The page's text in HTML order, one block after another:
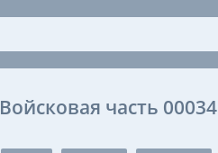
Войсковая часть 00034